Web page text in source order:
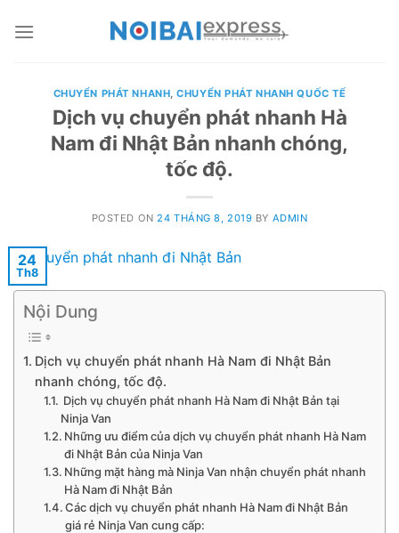
CHUYỂN PHÁT NHANH,CHUYỂN PHÁT NHANH QUỐC TẾ
Dịch vụ chuyển phát nhanh Hà
Nam đi Nhật Bản nhanh chóng,
tốc độ.
POSTED ON 24 THÁNG 8, 2019 BY ADMIN
24
Th8
Nội Dung
Dịch vụ chuyển phát nhanh Hà Nam đi Nhật Bản
nhanh chóng, tốc độ.
Dịch vụ chuyển phát nhanh Hà Nam đi Nhật Bản tại
Ninja Van
Những ưu điểm của dịch vụ chuyển phát nhanh Hà Nam
đi Nhật Bản của Ninja Van
Những mặt hàng mà Ninja Van nhận chuyển phát nhanh
Hà Nam đi Nhật Bản
Các dịch vụ chuyển phát nhanh Hà Nam đi Nhật Bản
giá rẻ Ninja Van cung cấp: